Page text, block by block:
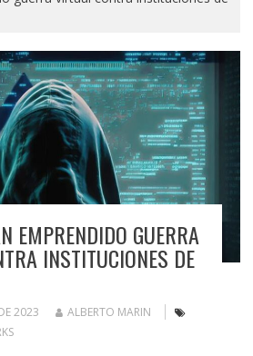
EMPRENDIDO GUERRA
INSTITUCIONES DE
2023
ALBERTO MARIN